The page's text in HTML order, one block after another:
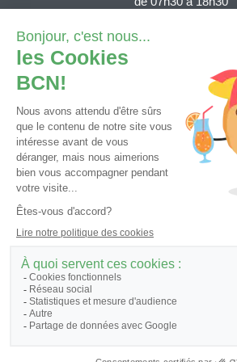
Depuis la Suisse (numéro
Depuis l'étranger (tarif
+41 32 723 61 11
Demande e-
Contact général
Tutoriels et FAQ
© 2026 - Banque Cantonale
Cookies|Politique de protection des données